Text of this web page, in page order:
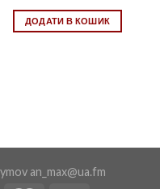
ДОДАТИ В КОШИК
an_max@ua.fm